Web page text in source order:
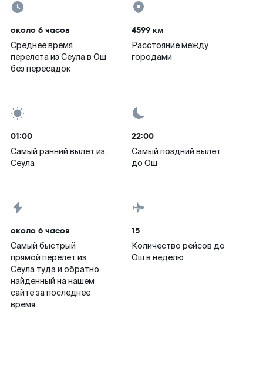
около 6 часов
Среднее время
перелета из Сеула в Ош
без пересадок
4599 км
Расстояние между
городами
01:00
Самый ранний вылет из
Сеула
22:00
Самый поздний вылет
до Ош
около 6 часов
Самый быстрый
прямой перелет из
Сеула туда и обратно,
найденный на нашем
сайте за последнее
время
15
Количество рейсов до
Ош в неделю